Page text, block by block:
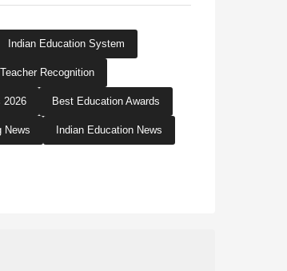
Indian Education System
Teacher Recognition
2026 Best Education Awards
News Indian Education News